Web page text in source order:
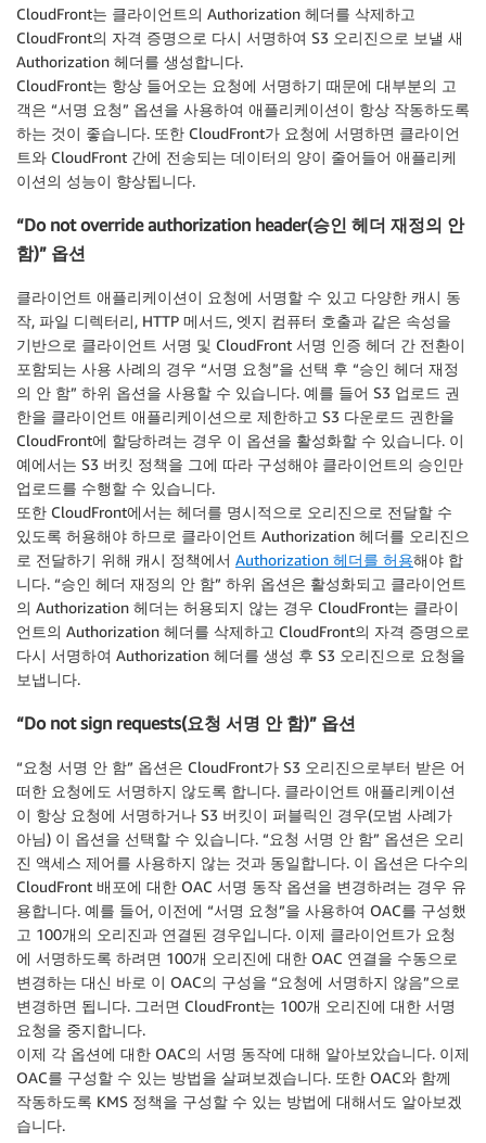
CloudFront는 클라이언트의 Authorization 헤더를 삭제하고
CloudFront의 자격 증명으로 다시 서명하여 S3 오리진으로 보낼 새
Authorization 헤더를 생성합니다.
CloudFront는 항상 들어오는 요청에 서명하기 때문에 대부분의 고
객은 “서명 요청” 옵션을 사용하여 애플리케이션이 항상 작동하도록
하는 것이 좋습니다. 또한 CloudFront가 요청에 서명하면 클라이언
트와 CloudFront 간에 전송되는 데이터의 양이 줄어들어 애플리케
이션의 성능이 향상됩니다.
“Do not override authorization header(승인 헤더 재정의 안
함)” 옵션
클라이언트 애플리케이션이 요청에 서명할 수 있고 다양한 캐시 동
작, 파일 디렉터리, HTTP 메서드, 엣지 컴퓨터 호출과 같은 속성을
기반으로 클라이언트 서명 및 CloudFront 서명 인증 헤더 간 전환이
포함되는 사용 사례의 경우 “서명 요청”을 선택 후 “승인 헤더 재정
의 안 함” 하위 옵션을 사용할 수 있습니다. 예를 들어 S3 업로드 권
한을 클라이언트 애플리케이션으로 제한하고 S3 다운로드 권한을
CloudFront에 할당하려는 경우 이 옵션을 활성화할 수 있습니다. 이
예에서는 S3 버킷 정책을 그에 따라 구성해야 클라이언트의 승인만
업로드를 수행할 수 있습니다.
또한 CloudFront에서는 헤더를 명시적으로 오리진으로 전달할 수
있도록 허용해야 하므로 클라이언트 Authorization 헤더를 오리진으
로 전달하기 위해 캐시 정책에서 Authorization 헤더를 허용해야 합
니다. “승인 헤더 재정의 안 함” 하위 옵션은 활성화되고 클라이언트
의 Authorization 헤더는 허용되지 않는 경우 CloudFront는 클라이
언트의 Authorization 헤더를 삭제하고 CloudFront의 자격 증명으로
다시 서명하여 Authorization 헤더를 생성 후 S3 오리진으로 요청을
보냅니다.
“Do not sign requests(요청 서명 안 함)” 옵션
“요청 서명 안 함” 옵션은 CloudFront가 S3 오리진으로부터 받은 어
떠한 요청에도 서명하지 않도록 합니다. 클라이언트 애플리케이션
이 항상 요청에 서명하거나 S3 버킷이 퍼블릭인 경우(모범 사례가
아님) 이 옵션을 선택할 수 있습니다. “요청 서명 안 함” 옵션은 오리
진 액세스 제어를 사용하지 않는 것과 동일합니다. 이 옵션은 다수의
CloudFront 배포에 대한 OAC 서명 동작 옵션을 변경하려는 경우 유
용합니다. 예를 들어, 이전에 “서명 요청”을 사용하여 OAC를 구성했
고 100개의 오리진과 연결된 경우입니다. 이제 클라이언트가 요청
에 서명하도록 하려면 100개 오리진에 대한 OAC 연결을 수동으로
변경하는 대신 바로 이 OAC의 구성을 “요청에 서명하지 않음”으로
변경하면 됩니다. 그러면 CloudFront는 100개 오리진에 대한 서명
요청을 중지합니다.
이제 각 옵션에 대한 OAC의 서명 동작에 대해 알아보았습니다. 이제
OAC를 구성할 수 있는 방법을 살펴보겠습니다. 또한 OAC와 함께
작동하도록 KMS 정책을 구성할 수 있는 방법에 대해서도 알아보겠
습니다.